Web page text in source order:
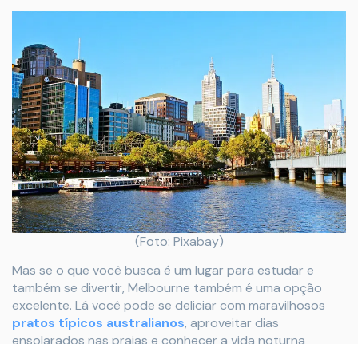
(Foto: Pixabay)
Mas se o que você busca é um lugar para estudar e
também se divertir, Melbourne também é uma opção
excelente. Lá você pode se deliciar com maravilhosos
pratos típicos australianos, aproveitar dias
ensolarados nas praias e conhecer a vida noturna